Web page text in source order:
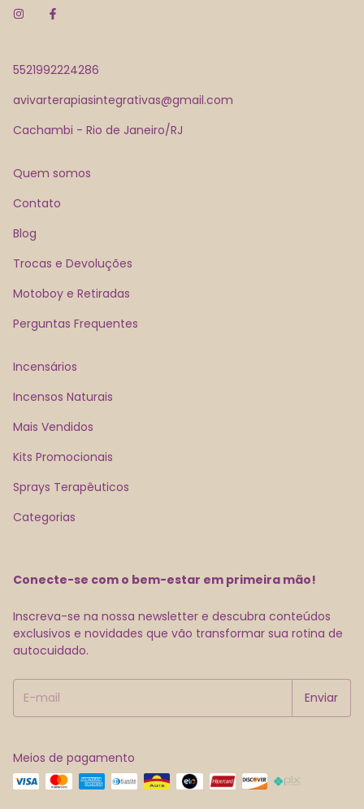
5521992224286
avivarterapiasintegrativas@gmail.com
Cachambi - Rio de Janeiro/RJ
Quem somos
Contato
Blog
Trocas e Devoluções
Motoboy e Retiradas
Perguntas Frequentes
Incensários
Incensos Naturais
Mais Vendidos
Kits Promocionais
Sprays Terapêuticos
Categorias
Conecte-se com o bem-estar em primeira mão!
Inscreva-se na nossa newsletter e descubra conteúdos
exclusivos e novidades que vão transformar sua rotina de
autocuidado.
Meios de pagamento